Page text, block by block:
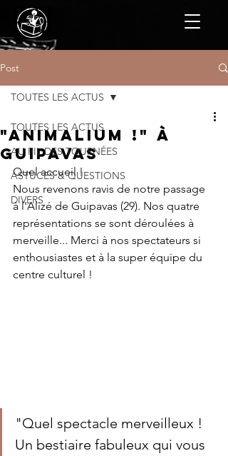
Post
TOUTES LES ACTUS
AU FIL DES TOURNÉES
ASTUCES & QUESTIONS
DIVERS
TOUTES LES ACTUS
"Animalium !" à
Guipavas
Quel accueil !
Nous revenons ravis de notre passage
à l'Alizé de Guipavas (29). Nos quatre
représentations se sont déroulées à
merveille... Merci à nos spectateurs si
enthousiastes et à la super équipe du
centre culturel !
"Quel spectacle merveilleux !
Un bestiaire fabuleux qui vous